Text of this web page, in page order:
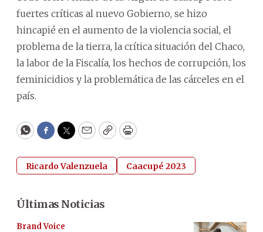
fuertes críticas al nuevo Gobierno, se hizo
hincapié en el aumento de la violencia social, el
problema de la tierra, la crítica situación del Chaco,
la labor de la Fiscalía, los hechos de corrupción, los
feminicidios y la problemática de las cárceles en el
país.
WhatsApp
Facebook
Twitter
EmailCopyPrint
Ricardo Valenzuela Caacupé 2023
Últimas Noticias
Brand Voice